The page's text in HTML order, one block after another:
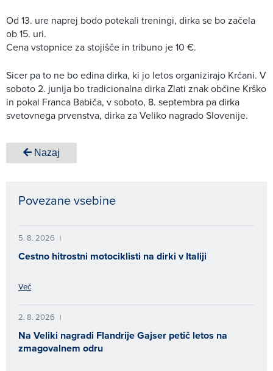
Od 13. ure naprej bodo potekali treningi, dirka se bo začela
ob 15. uri.
Cena vstopnice za stojišče in tribuno je 10 €.
Sicer pa to ne bo edina dirka, ki jo letos organizirajo Krčani. V
soboto 2. junija bo tradicionalna dirka Zlati znak občine Krško
in pokal Franca Babiča, v soboto, 8. septembra pa dirka
svetovnega prvenstva, dirka za Veliko nagrado Slovenije.
Nazaj
Povezane vsebine
5. 8. 2026 |
Cestno hitrostni motociklisti na dirki v Italiji
Več
2. 8. 2026 |
Na Veliki nagradi Flandrije Gajser petič letos na
zmagovalnem odru